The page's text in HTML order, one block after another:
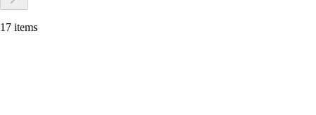
17 items